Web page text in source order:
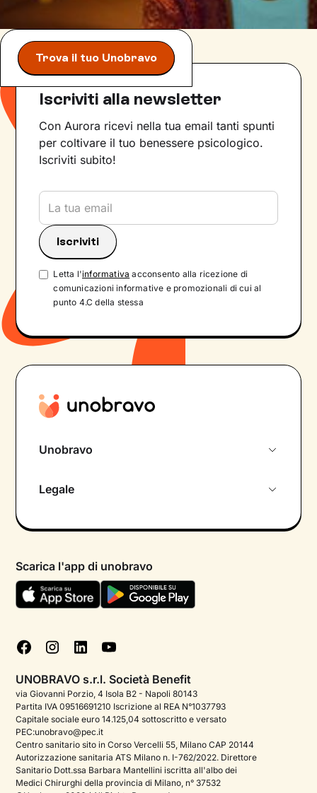
Trova il tuo Unobravo
Iscriviti alla newsletter
Con Aurora ricevi nella tua email tanti spunti
per coltivare il tuo benessere psicologico.
Iscriviti subito!
Letta l'informativa acconsento alla ricezione di
comunicazioni informative e promozionali di cui al
punto 4.C della stessa
Unobravo
Psicologo in chat
Aiuto urgente
FAQ
Podcast di psicologia
Corporate
Psicologo italiano all'estero
Approfondimenti sulla salute mentale
Legale
Termini e condizioni
Informativa Privacy
Cookie policy
Gestisci cookie
Scarica l'app di unobravo
UNOBRAVO s.r.l. Società Benefit
via Giovanni Porzio, 4 Isola B2 - Napoli 80143
Partita IVA 09516691210 Iscrizione al REA N°1037793
Capitale sociale euro 14.125,04 sottoscritto e versato
PEC:unobravo@pec.it
Centro sanitario sito in Corso Vercelli 55, Milano CAP 20144
Autorizzazione sanitaria ATS Milano n. I-762/2022. Direttore
Sanitario Dott.ssa Barbara Mantellini iscritta all'albo dei
Medici Chirurghi della provincia di Milano, n° 37532